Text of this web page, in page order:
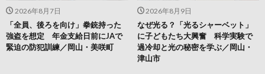
2026年8月9日
なぜ光る？「光るシャーベット」
に子どもたち大興奮 科学実験で
過冷却と光の秘密を学ぶ／岡山・
津山市
2026年8月7日
「全員、後ろを向け」拳銃持った
強盗を想定 年金支給日前にJAで
緊迫の防犯訓練／岡山・美咲町